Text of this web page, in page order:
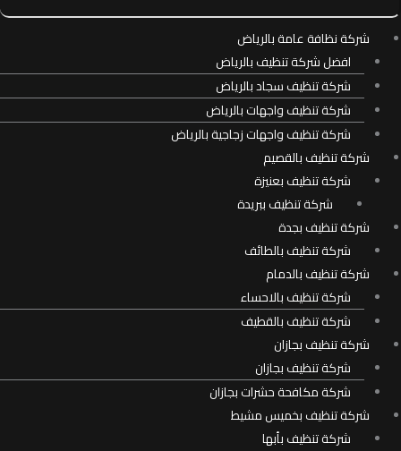
شركة نظافة عامة بالرياض
افضل شركة تنظيف بالرياض
شركة تنظيف سجاد بالرياض
شركة تنظيف واجهات بالرياض
شركة تنظيف واجهات زجاجية بالرياض
شركة تنظيف بالقصيم
شركة تنظيف بعنيزة
شركة تنظيف ببريدة
شركة تنظيف بجدة
شركة تنظيف بالطائف
شركة تنظيف بالدمام
شركة تنظيف بالاحساء
شركة تنظيف بالقطيف
شركة تنظيف بجازان
شركة تنظيف بجازان
شركة مكافحة حشرات بجازان
شركة تنظيف بخميس مشيط
شركة تنظيف بأبها